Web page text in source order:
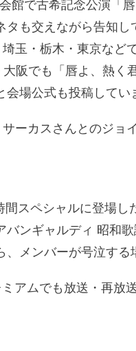
館で古希記念公演「
も交えながら告知し
玉・栃木・東京など
阪でも「唇よ、熱く
場公式も投稿してい
ーカスさんとのジョ
スペシャルに登場
ンギャルディ 昭和
メンバーが号泣する
アムでも放送・再放